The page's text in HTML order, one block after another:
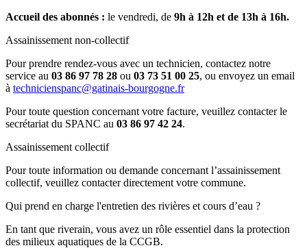
Accueil des abonnés : le vendredi, de 9h à 12h et de 13h à 16h.
Assainissement non-collectif
Pour prendre rendez-vous avec un technicien, contactez notre
service au 03 86 97 78 28 ou 03 73 51 00 25, ou envoyez un email
à technicienspanc@gatinais-bourgogne.fr
Pour toute question concernant votre facture, veuillez contacter le
secrétariat du SPANC au 03 86 97 42 24.
Assainissement collectif
Pour toute information ou demande concernant l’assainissement
collectif, veuillez contacter directement votre commune.
Qui prend en charge l'entretien des rivières et cours d’eau ?
En tant que riverain, vous avez un rôle essentiel dans la protection
des milieux aquatiques de la CCGB.